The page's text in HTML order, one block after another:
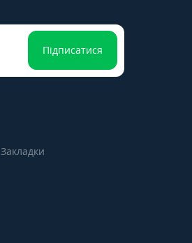
Підписатися
Закладки